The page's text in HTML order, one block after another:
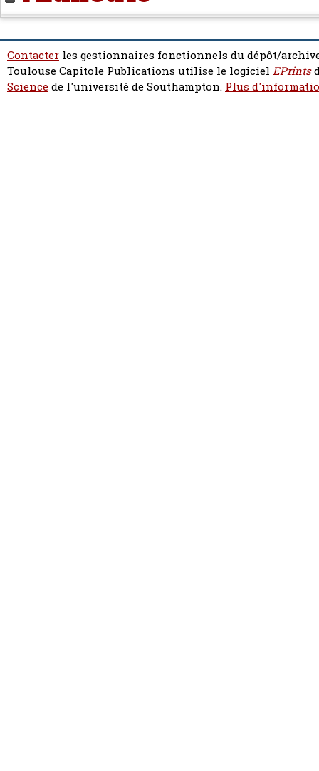
Contacter les gestionnaires fonctionnels du dépôt/
Toulouse Capitole Publications utilise le logiciel EPrints
Sciencede l'université de Southampton. Plus